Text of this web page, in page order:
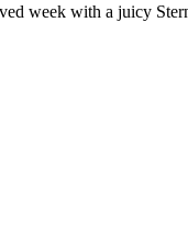
week with a juicy